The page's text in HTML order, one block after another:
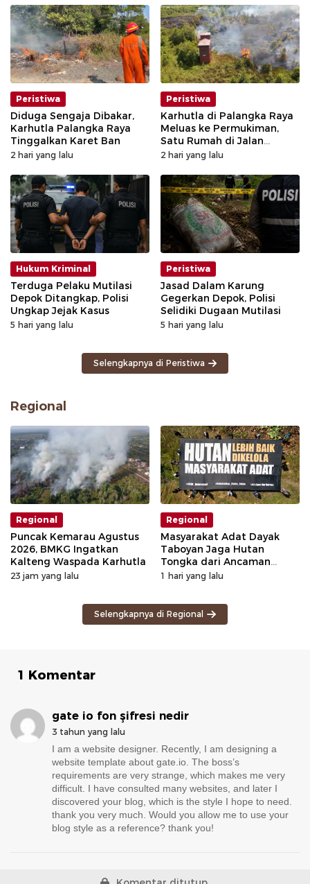
Peristiwa
Diduga Sengaja Dibakar,
Karhutla Palangka Raya
Tinggalkan Karet Ban
2 hari yang lalu
Peristiwa
Karhutla di Palangka Raya
Meluas ke Permukiman,
Satu Rumah di Jalan
Kalibata Hangus Terbakar
2 hari yang lalu
Hukum Kriminal
Terduga Pelaku Mutilasi
Depok Ditangkap, Polisi
Ungkap Jejak Kasus
5 hari yang lalu
Peristiwa
Jasad Dalam Karung
Gegerkan Depok, Polisi
Selidiki Dugaan Mutilasi
5 hari yang lalu
Selengkapnya di Peristiwa
Regional
Regional
Puncak Kemarau Agustus
2026, BMKG Ingatkan
Kalteng Waspada Karhutla
23 jam yang lalu
Regional
Masyarakat Adat Dayak
Taboyan Jaga Hutan
Tongka dari Ancaman
Deforestasi
1 hari yang lalu
Selengkapnya di Regional
1 Komentar
gate io fon şifresi nedir
3 tahun yang lalu
I am a website designer. Recently, I am designing a
website template about gate.io. The boss’s
requirements are very strange, which makes me very
difficult. I have consulted many websites, and later I
discovered your blog, which is the style I hope to need.
thank you very much. Would you allow me to use your
blog style as a reference? thank you!